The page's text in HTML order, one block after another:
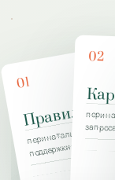
01
Правила
перинатальной
поддержки
02